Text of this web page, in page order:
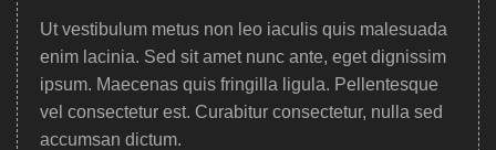
Ut vestibulum metus non leo iaculis quis malesuada
enim lacinia. Sed sit amet nunc ante, eget dignissim
ipsum. Maecenas quis fringilla ligula. Pellentesque
vel consectetur est. Curabitur consectetur, nulla sed
accumsan dictum.